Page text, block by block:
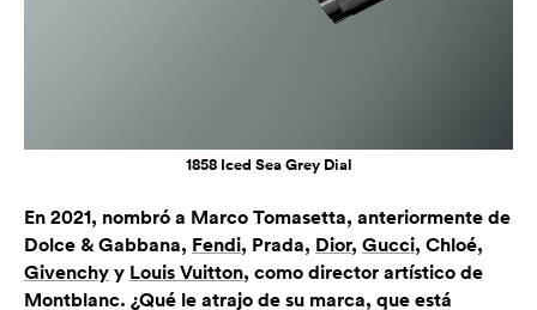
1858 Iced Sea Grey Dial
En 2021, nombró a Marco Tomasetta, anteriormente de
Dolce & Gabbana, Fendi, Prada, Dior, Gucci, Chloé,
Givenchyy Louis Vuitton, como director artístico de
Montblanc. ¿Qué le atrajo de su marca, que está